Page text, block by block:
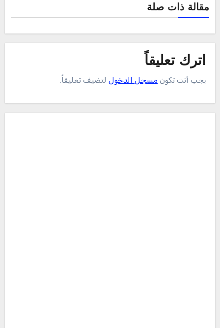
مقالة ذات صلة
اترك تعليقاً
يجب أنت تكون مسجل الدخوللتضيف تعليقاً.